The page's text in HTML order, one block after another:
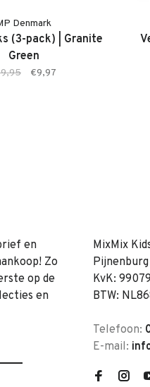
Denmark
(3-pack) | Granite
Green
€9,97
en
Zo
op de
en
MixMix
KvK:
BTW:
Telefoon:
E-mail: